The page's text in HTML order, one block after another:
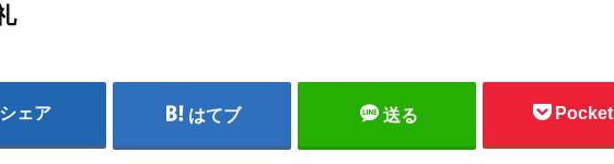
シェア はてブ 送る Pocket